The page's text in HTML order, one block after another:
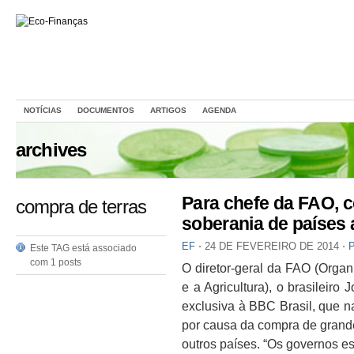
NOTÍCIAS DOCUMENTOS ARTIGOS AGENDA
archives
compra de terras
Este TAG está associado
com 1 posts
Para chefe da FAO,
soberania de países
EF ⋅ 24 DE FEVEREIRO DE 2014 ⋅
O diretor-geral da FAO
e a Agricultura), o brasileiro
exclusiva à BBC Brasil, que
por causa da compra de
outros países. “Os governos